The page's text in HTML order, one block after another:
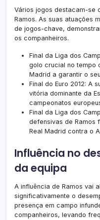
Vários jogos destacam-se
Ramos. As suas atuações
de jogos-chave,
os companheiros.
Final da Liga dos
golo crucial no tempo
Madrid a garantir o
Final do Euro 2012: A
vitória dominante da
campeonatos
Final da Liga dos
defensivas de Ramos
Real Madrid contra o
Influência no
da equipa
A influência de Ramos vai
significativamente o
presença em campo
companheiros, levando